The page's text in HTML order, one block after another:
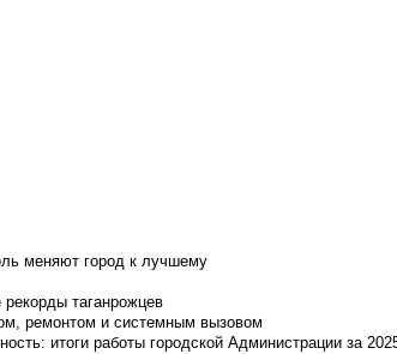
меняют город к лучшему
таганрожцев
ремонтом и системным вызовом
итоги работы городской Администрации за